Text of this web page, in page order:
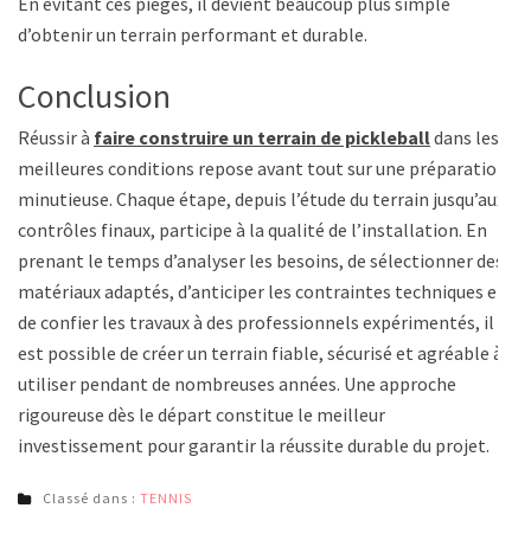
d’obtenir un terrain performant et durable.
Conclusion
Réussir à faire construire un terrain de pickleballdans les
meilleures conditions repose avant tout sur une préparation
minutieuse. Chaque étape, depuis l’étude du terrain jusqu’aux
contrôles finaux, participe à la qualité de l’installation. En
prenant le temps d’analyser les besoins, de sélectionner des
matériaux adaptés, d’anticiper les contraintes techniques et
de confier les travaux à des professionnels expérimentés, il
est possible de créer un terrain fiable, sécurisé et agréable à
utiliser pendant de nombreuses années. Une approche
rigoureuse dès le départ constitue le meilleur
investissement pour garantir la réussite durable du projet.
Classé dans : TENNIS